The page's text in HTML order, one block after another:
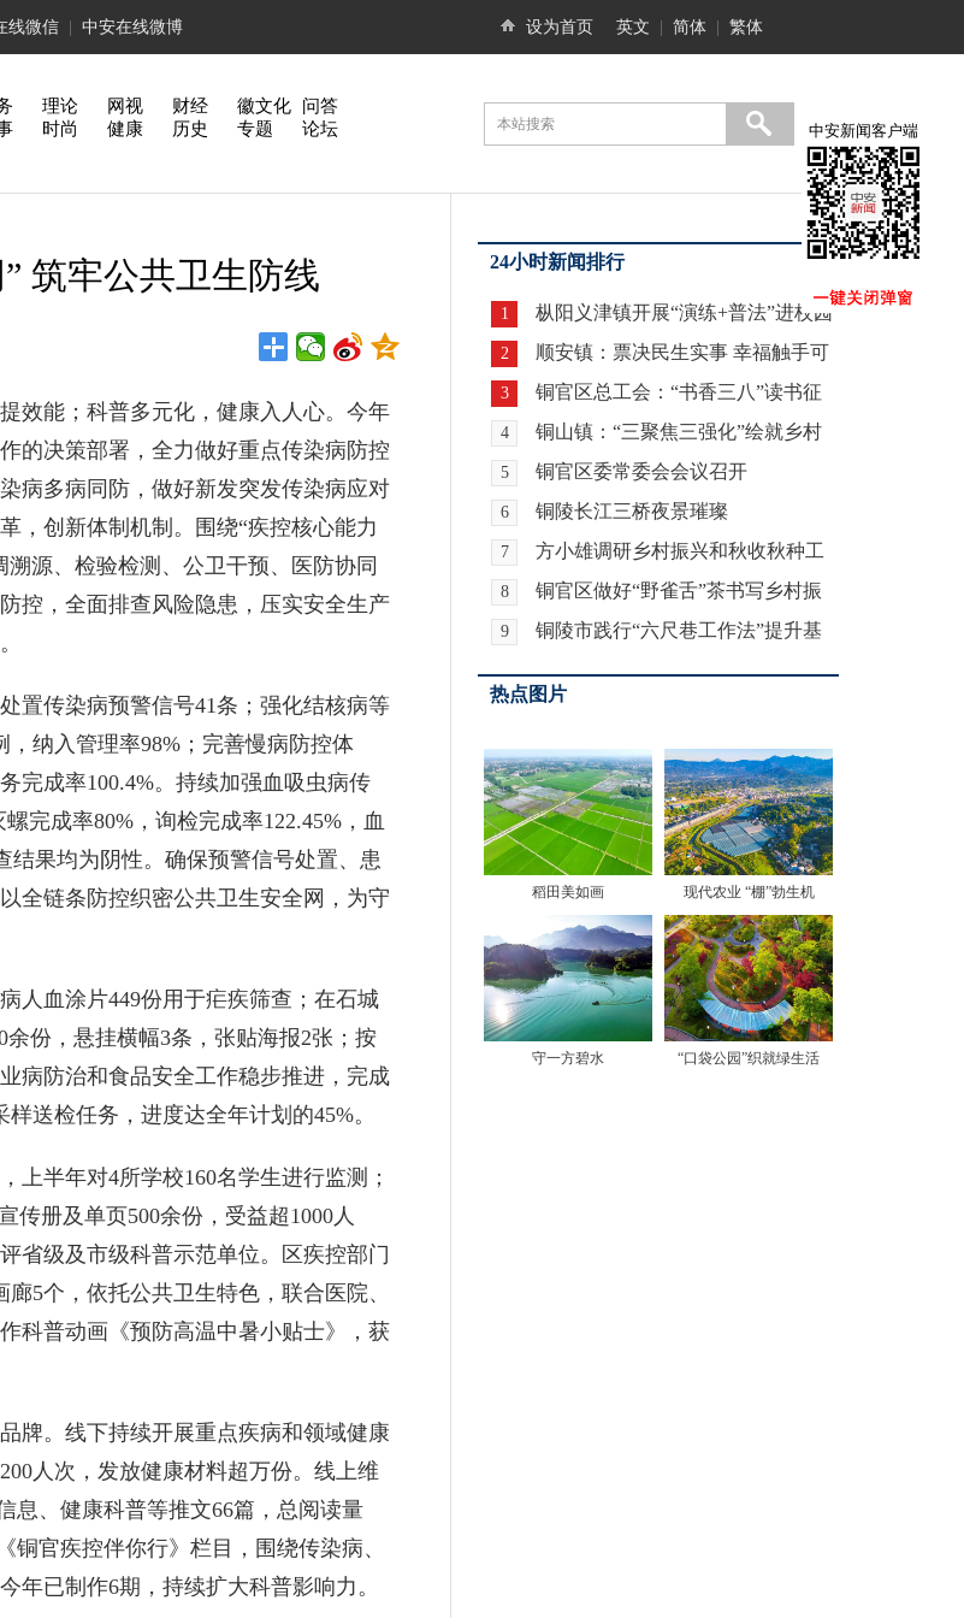
线微信 中安在线微博 设为首页 英文 简体 繁体
理论 网视 财经 徽文化
问答
时尚 健康 历史 专题 论坛
筑牢公共卫生防线
提效能；科普多元化，健康入人心。今年
的决策部署，全力做好重点传染病防控
病多病同防，做好新发突发传染病应对
，创新体制机制。围绕“疾控核心能力
源、检验检测、公卫干预、医防协同
控，全面排查风险隐患，压实安全生产
传染病预警信号41条；强化结核病等
纳入管理率98%；完善慢病防控体
完成率100.4%。持续加强血吸虫病传
完成率80%，询检完成率122.45%，血
结果均为阴性。确保预警信号处置、患
全链条防控织密公共卫生安全网，为守
血涂片449份用于疟疾筛查；在石城
份，悬挂横幅3条，张贴海报2张；按
病防治和食品安全工作稳步推进，完成
送检任务，进度达全年计划的45%。
半年对4所学校160名学生进行监测；
传册及单页500余份，受益超1000人
省级及市级科普示范单位。区疾控部门
5个，依托公共卫生特色，联合医院、
科普动画《预防高温中暑小贴士》，获
。线下持续开展重点疾病和领域健康
人次，发放健康材料超万份。线上维
息、健康科普等推文66篇，总阅读量
铜官疾控伴你行》栏目，围绕传染病、
年已制作6期，持续扩大科普影响力。
24小时新闻排行
1
枞阳义津镇开展“演练+普法”进校园
活动 筑牢师生安全防线
2
顺安镇：票决民生实事 幸福触手可
及
3
铜官区总工会：“书香三八”读书征
文活动落幕
4
铜山镇：“三聚焦三强化”绘就乡村
振兴新图景
5 铜官区委常委会会议召开
6 铜陵长江三桥夜景璀璨
7
方小雄调研乡村振兴和秋收秋种工
作
8
铜官区做好“野雀舌”茶书写乡村振
兴新篇章
9
铜陵市践行“六尺巷工作法”提升基
层治理水平故事分享会铜官区专场举行
热点图片
稻田美如画 现代农业 “棚”勃生机
守一方碧水 “口袋公园”织就绿生活
中安新闻客户端